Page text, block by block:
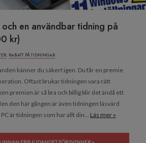
en användbar tidning på
kr)
, RABATT PÅ TIDNINGAR
känner du säkert igen. Du får en premie
Oftast brukar tidningen vara rätt
premien är så bra och billig blir det ändå ett
den här gången är även tidningen läsvärd
är tidningen som har allt din... Läs mer »